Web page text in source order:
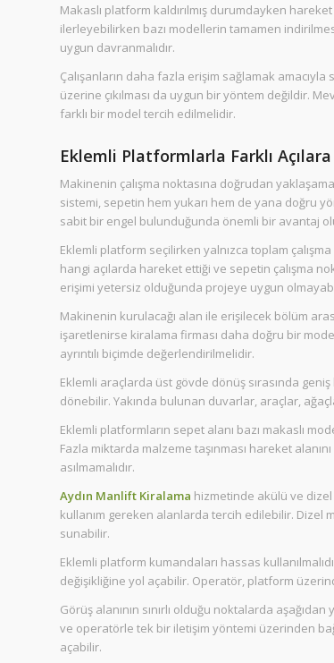
Makaslı platform kaldırılmış durumdayken
ilerleyebilirken bazı modellerin tamamen
uygun davranmalıdır.
Çalışanların daha fazla erişim sağlamak
üzerine çıkılması da uygun bir yöntem değildir.
farklı bir model tercih edilmelidir.
Eklemli Platformlarla Farklı
Makinenin çalışma noktasına doğrudan
sistemi, sepetin hem yukarı hem de yana doğru
sabit bir engel bulunduğunda önemli bir avantaj
Eklemli platform seçilirken yalnızca toplam
hangi açılarda hareket ettiği ve sepetin çalışma
erişimi yetersiz olduğunda projeye uygun
Makinenin kurulacağı alan ile erişilecek bölüm
işaretlenirse kiralama firması daha doğru bir
ayrıntılı biçimde değerlendirilmelidir.
Eklemli araçlarda üst gövde dönüş sırasında
dönebilir. Yakında bulunan duvarlar, araçlar,
Eklemli platformların sepet alanı bazı makaslı
Fazla miktarda malzeme taşınması hareket
asılmamalıdır.
Aydın Manlift Kiralama hizmetinde akülü ve
kullanım gereken alanlarda tercih edilebilir.
sunabilir.
Eklemli platform kumandaları hassas
değişikliğine yol açabilir. Operatör, platform
Görüş alanının sınırlı olduğu noktalarda
ve operatörle tek bir iletişim yöntemi üzerinden
açabilir.